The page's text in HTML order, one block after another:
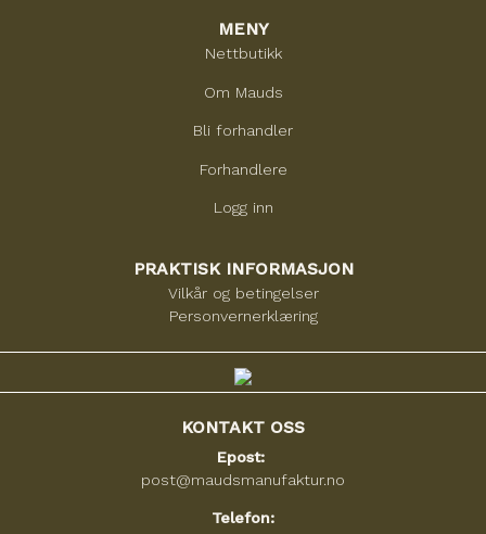
MENY
Nettbutikk
Om Mauds
Bli forhandler
Forhandlere
Logg inn
PRAKTISK INFORMASJON
Vilkår og betingelser
Personvernerklæring
KONTAKT OSS
Epost:
post@maudsmanufaktur.no
Telefon: